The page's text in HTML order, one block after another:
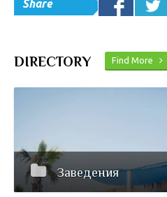
Share
DIRECTORY Find More
Заведения